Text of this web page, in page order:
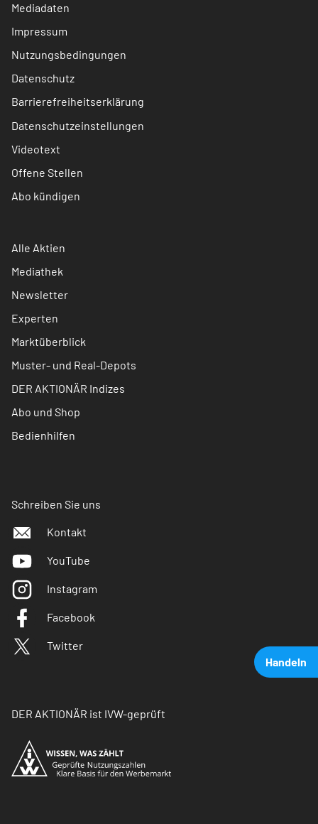
Handeln
Mediadaten
Impressum
Nutzungsbedingungen
Datenschutz
Barrierefreiheitserklärung
Datenschutzeinstellungen
Videotext
Offene Stellen
Abo kündigen
Alle Aktien
Mediathek
Newsletter
Experten
Marktüberblick
Muster- und Real-Depots
DER AKTIONÄR Indizes
Abo und Shop
Bedienhilfen
Schreiben Sie uns
Kontakt
YouTube
Instagram
Facebook
Twitter
DER AKTIONÄR ist IVW-geprüft